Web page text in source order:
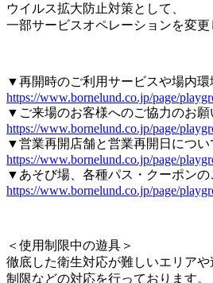
ウイルス拡大防止対策として、
一部サービスオペレーションを変更
▼再開時のご利用サービスや場内環
https://www.bornelund.co.jp/page/
▼ご来場のお客様へのご協力のお願
https://www.bornelund.co.jp/page/
▼営業再開店舗と営業再開日につい
https://www.bornelund.co.jp/page/
▼あそび場、各種パス・クーポンの
https://www.bornelund.co.jp/page/
＜使用制限中の遊具＞
徹底した衛生対応が難しいエリア
制限などの対応を行っております。